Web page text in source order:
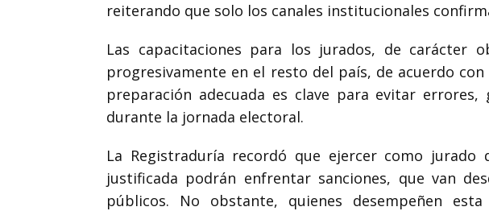
reiterando que solo los canales institucionales
Las capacitaciones para los jurados, de
progresivamente en el resto del país, de acuerdo
preparación adecuada es clave para evitar
durante la jornada electoral.
La Registraduría recordó que ejercer como
justificada podrán enfrentar sanciones, que van
públicos. No obstante, quienes desempeñen